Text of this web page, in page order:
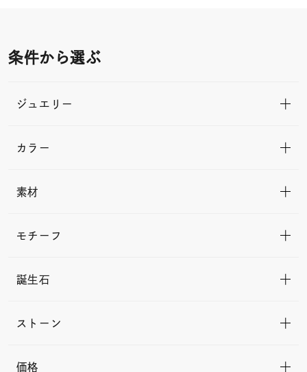
条件から選ぶ
ジュエリー
カラー
素材
モチーフ
誕生石
ストーン
価格